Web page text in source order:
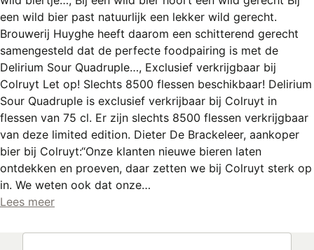
een wild bier past natuurlijk een lekker wild gerecht.
Brouwerij Huyghe heeft daarom een schitterend gerecht
samengesteld dat de perfecte foodpairing is met de
Delirium Sour Quadruple…, Exclusief verkrijgbaar bij
Colruyt Let op! Slechts 8500 flessen beschikbaar! Delirium
Sour Quadruple is exclusief verkrijbaar bij Colruyt in
flessen van 75 cl. Er zijn slechts 8500 flessen verkrijgbaar
van deze limited edition. Dieter De Brackeleer, aankoper
bier bij Colruyt:“Onze klanten nieuwe bieren laten
ontdekken en proeven, daar zetten we bij Colruyt sterk op
in. We weten ook dat onze…
Lees meer